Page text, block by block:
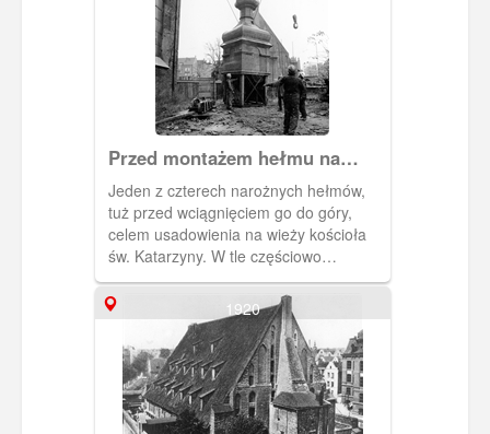
Przed montażem hełmu na
kościele św. Katarzyny
Jeden z czterech narożnych hełmów,
tuż przed wciągnięciem go do góry,
celem usadowienia na wieży kościoła
św. Katarzyny. W tle częściowo
zasłonięty Wielki Młyn, lewej zabudowa
ul. Na Piaskach. Autor: Marek
Kaliszczak
1920